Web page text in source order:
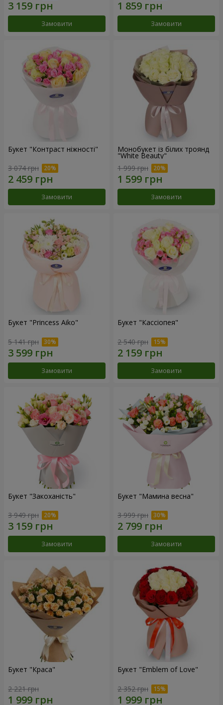
Замовити Замовити
Букет "Контраст ніжності"
3 074 грн
Замовити
Монобукет із білих троянд
"White Beauty"
1 999 грн
Замовити
Букет "Princess Aiko"
5 141 грн
Замовити
Букет "Кассіопея"
2 540 грн
Замовити
Букет "Закоханість"
3 949 грн
Замовити
Букет "Мамина весна"
3 999 грн
Замовити
Букет "Краса"
2 221 грн
Букет "Emblem of Love"
2 352 грн